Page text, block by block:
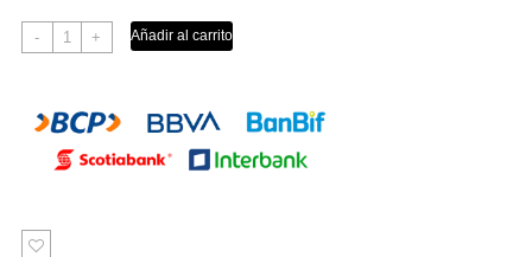
-
CAJA
BOCADITO
cantidad
+ Añadir al carrito